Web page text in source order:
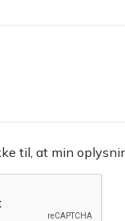
til, at min